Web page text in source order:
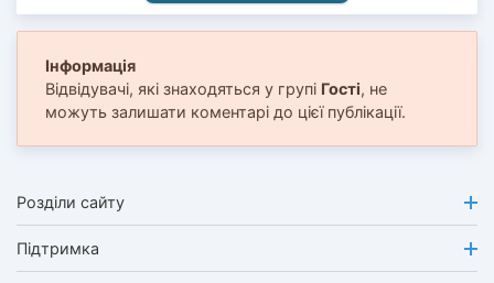
Інформація
Відвідувачі, які знаходяться у групі Гості, не
можуть залишати коментарі до цієї публікації.
Розділи сайту
Підтримка